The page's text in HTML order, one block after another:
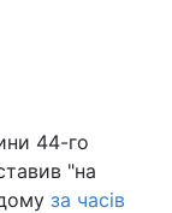
44-го
"на
за часів